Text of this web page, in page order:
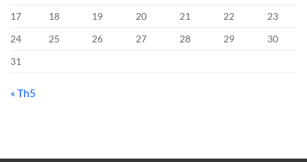
17
18 19 20 21 22
23
24
25 26 27 28 29
30
31
« Th5